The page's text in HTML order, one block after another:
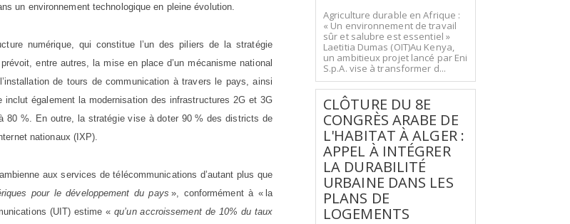
un environnement technologique en pleine évolution.
numérique, qui constitue l’un des piliers de la stratégie
entre autres, la mise en place d’un mécanisme national
de tours de communication à travers le pays, ainsi
également la modernisation des infrastructures 2G et 3G
80 %. En outre, la stratégie vise à doter 90 % des districts de
nationaux (IXP).
aux services de télécommunications d’autant plus que
pour le développement du pays », conformément à « la
(UIT) estime «qu’un accroissement de 10% du taux
Agriculture durable en Afrique :
« Un environnement de travail
sûr et salubre est essentiel »
Laetitia Dumas (OIT)Au Kenya,
un ambitieux projet lancé par Eni
S.p.A. vise à transformer d...
CLÔTURE DU 8E
CONGRÈS ARABE DE
L'HABITAT À ALGER :
APPEL À INTÉGRER
LA DURABILITÉ
URBAINE DANS LES
PLANS DE
LOGEMENTS